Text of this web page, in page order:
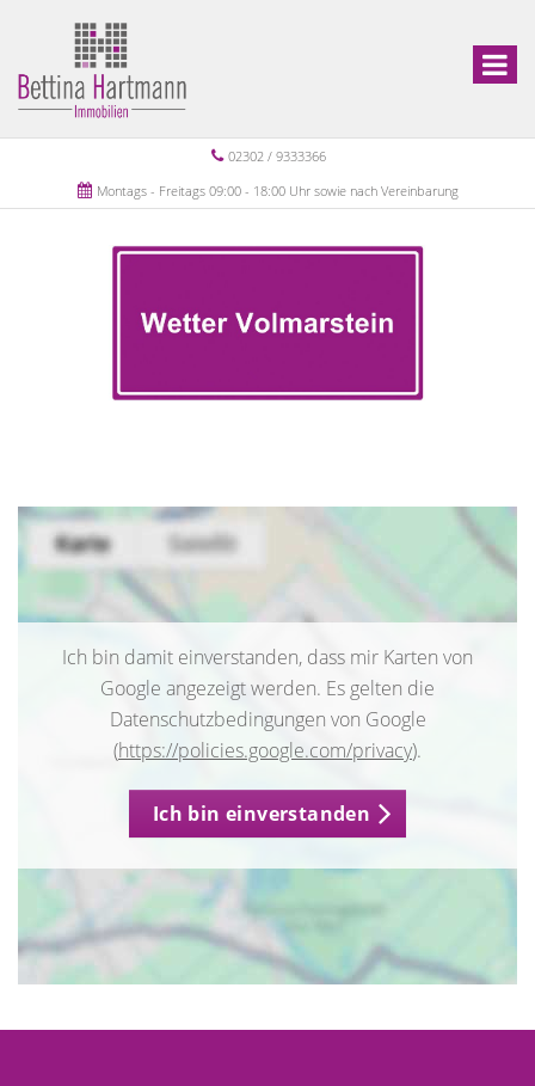
02302 / 9333366
Montags - Freitags 09:00 - 18:00 Uhr sowie nach Vereinbarung
Ich bin damit einverstanden, dass mir Karten von
Google angezeigt werden. Es gelten die
Datenschutzbedingungen von Google
(https://policies.google.com/privacy).
Ich bin einverstanden